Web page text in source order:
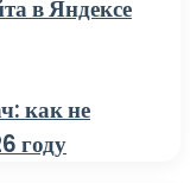
в Яндексе
как не
году